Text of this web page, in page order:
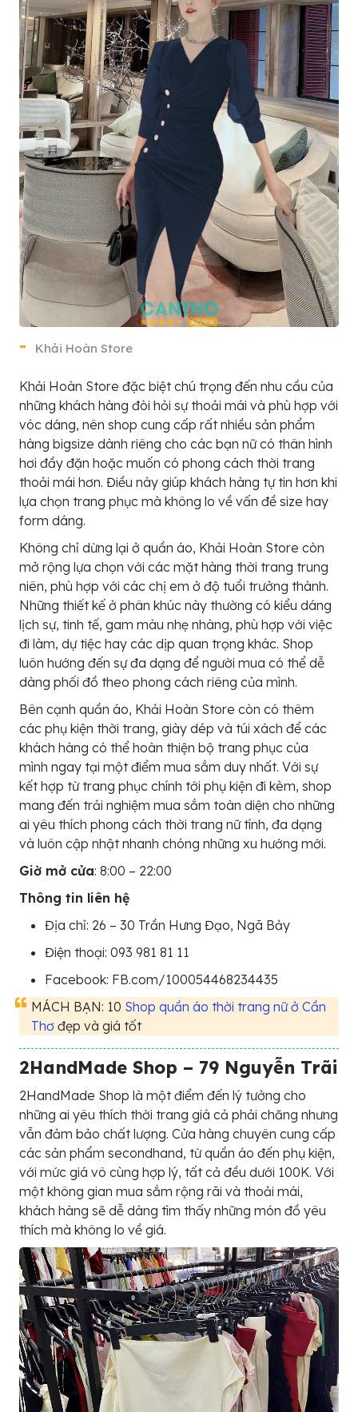
Khải Hoàn Store
Khải Hoàn Store đặc biệt chú trọng đến nhu cầu của
những khách hàng đòi hỏi sự thoải mái và phù hợp với
vóc dáng, nên shop cung cấp rất nhiều sản phẩm
hàng bigsize dành riêng cho các bạn nữ có thân hình
hơi đầy đặn hoặc muốn có phong cách thời trang
thoải mái hơn. Điều này giúp khách hàng tự tin hơn khi
lựa chọn trang phục mà không lo về vấn đề size hay
form dáng.
Không chỉ dừng lại ở quần áo, Khải Hoàn Store còn
mở rộng lựa chọn với các mặt hàng thời trang trung
niên, phù hợp với các chị em ở độ tuổi trưởng thành.
Những thiết kế ở phân khúc này thường có kiểu dáng
lịch sự, tinh tế, gam màu nhẹ nhàng, phù hợp với việc
đi làm, dự tiệc hay các dịp quan trọng khác. Shop
luôn hướng đến sự đa dạng để người mua có thể dễ
dàng phối đồ theo phong cách riêng của mình.
Bên cạnh quần áo, Khải Hoàn Store còn có thêm
các phụ kiện thời trang, giày dép và túi xách để các
khách hàng có thể hoàn thiện bộ trang phục của
mình ngay tại một điểm mua sắm duy nhất. Với sự
kết hợp từ trang phục chính tới phụ kiện đi kèm, shop
mang đến trải nghiệm mua sắm toàn diện cho những
ai yêu thích phong cách thời trang nữ tính, đa dạng
và luôn cập nhật nhanh chóng những xu hướng mới.
Giờ mở cửa: 8:00 – 22:00
Thông tin liên hệ
Địa chỉ: 26 – 30 Trần Hưng Đạo, Ngã Bảy
Điện thoại: 093 981 81 11
Facebook: FB.com/100054468234435
MÁCH BẠN: 10 Shop quần áo thời trang nữ ở Cần
Thơ đẹp và giá tốt
2HandMade Shop – 79 Nguyễn Trãi
2HandMade Shop là một điểm đến lý tưởng cho
những ai yêu thích thời trang giá cả phải chăng nhưng
vẫn đảm bảo chất lượng. Cửa hàng chuyên cung cấp
các sản phẩm secondhand, từ quần áo đến phụ kiện,
với mức giá vô cùng hợp lý, tất cả đều dưới 100K. Với
một không gian mua sắm rộng rãi và thoải mái,
khách hàng sẽ dễ dàng tìm thấy những món đồ yêu
thích mà không lo về giá.